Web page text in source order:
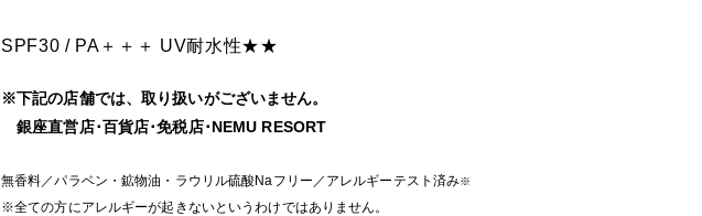
SPF30 / PA＋＋＋ UV耐水性★★
※下記の店舗では、取り扱いがございません。
銀座直営店･百貨店･免税店･NEMU RESORT
無香料／パラベン・鉱物油・ラウリル硫酸Naフリー／アレルギーテスト済み※
※全ての方にアレルギーが起きないというわけではありません。